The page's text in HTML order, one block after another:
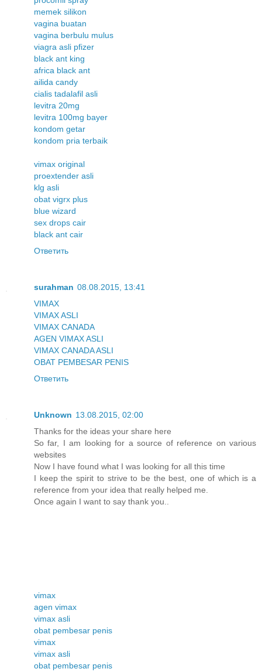
memek silikon
vagina buatan
vagina berbulu mulus
viagra asli pfizer
black ant king
africa black ant
ailida candy
cialis tadalafil asli
levitra 20mg
levitra 100mg bayer
kondom getar
kondom pria terbaik
vimax original
proextender asli
klg asli
obat vigrx plus
blue wizard
sex drops cair
black ant cair
Ответить
surahman 08.08.2015, 13:41
VIMAX
VIMAX ASLI
VIMAX CANADA
AGEN VIMAX ASLI
VIMAX CANADA ASLI
OBAT PEMBESAR PENIS
Ответить
Unknown 13.08.2015, 02:00
Thanks for the ideas your share here
So far, I am looking for a source of reference on various
websites
Now I have found what I was looking for all this time
I keep the spirit to strive to be the best, one of which is a
reference from your idea that really helped me.
Once again I want to say thank you..
vimax
agen vimax
vimax asli
obat pembesar penis
vimax
vimax asli
obat pembesar penis